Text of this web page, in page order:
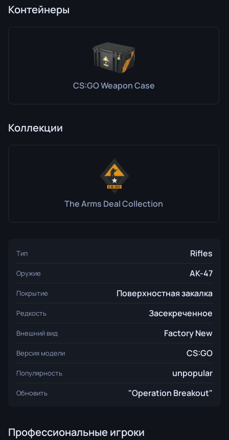
Контейнеры
CS:GO Weapon Case
Коллекции
The Arms Deal Collection
Тип Rifles
Оружие AK-47
Покрытие Поверхностная закалка
Редкость Засекреченное
Внешний вид Factory New
Версия модели CS:GO
Популярность unpopular
Обновить "Operation Breakout"
Профессиональные игроки